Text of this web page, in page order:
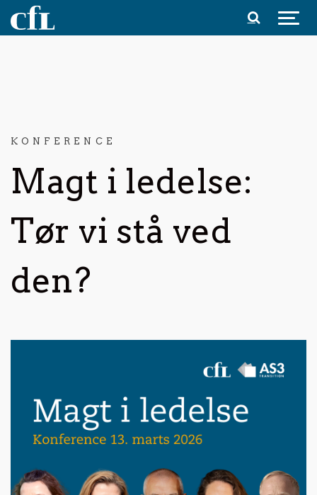
Spring til indhold
KONFERENCE
Magt i ledelse:
Tør vi stå ved
den?